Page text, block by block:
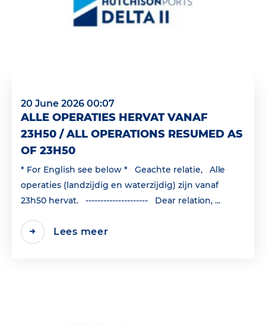
20 June 2026 00:07
ALLE OPERATIES HERVAT VANAF
23H50 / ALL OPERATIONS RESUMED AS
OF 23H50
* For English see below * Geachte relatie, Alle
operaties (landzijdig en waterzijdig) zijn vanaf
23h50 hervat. --------------------- Dear relation, ...
Lees meer